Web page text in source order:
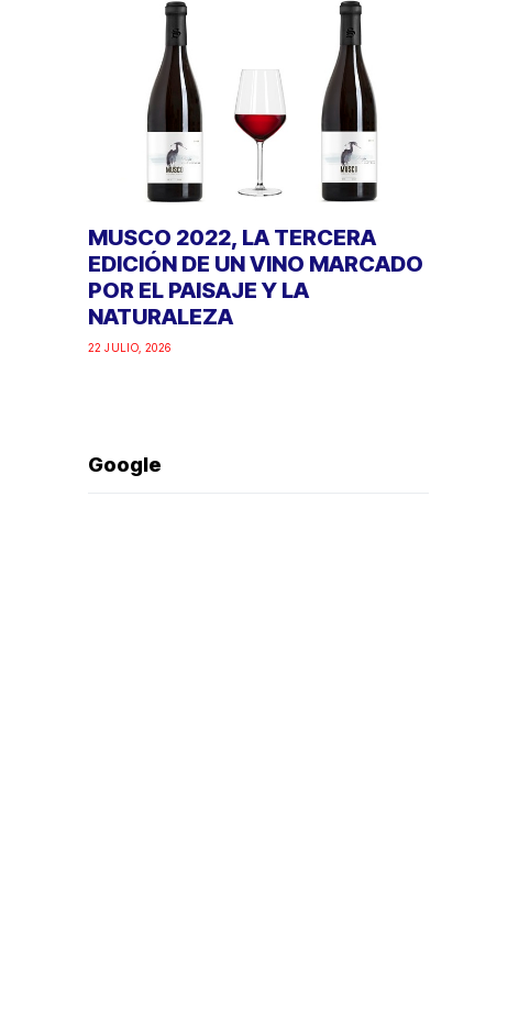
MUSCO 2022, LA TERCERA
EDICIÓN DE UN VINO MARCADO
POR EL PAISAJE Y LA
NATURALEZA
22 JULIO, 2026
Google